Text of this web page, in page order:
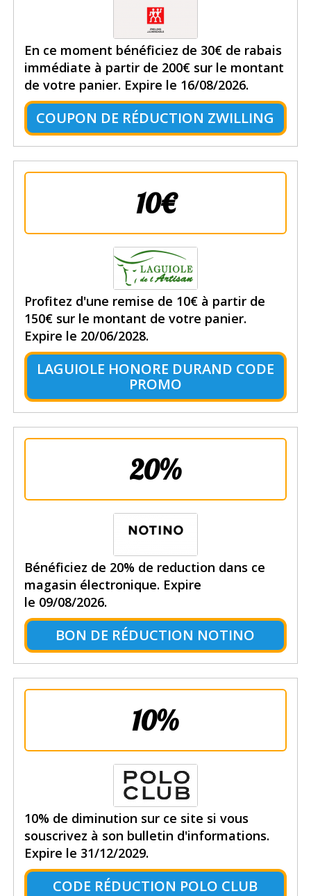
En ce moment bénéficiez de 30€ de rabais
immédiate à partir de 200€ sur le montant
de votre panier. Expire le 16/08/2026.
COUPON DE RÉDUCTION ZWILLING
10€
Profitez d'une remise de 10€ à partir de
150€ sur le montant de votre panier.
Expire le 20/06/2028.
LAGUIOLE HONORE DURAND CODE
PROMO
20%
Bénéficiez de 20% de reduction dans ce
magasin électronique. Expire
le 09/08/2026.
BON DE RÉDUCTION NOTINO
10%
10% de diminution sur ce site si vous
souscrivez à son bulletin d'informations.
Expire le 31/12/2029.
CODE RÉDUCTION POLO CLUB